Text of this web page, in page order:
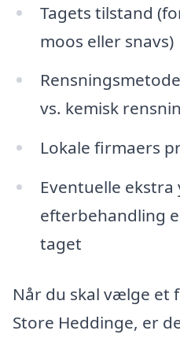
Tagets tilstand
moos eller snavs)
vs. kemisk
Lokale firmaers
Eventuelle ekstra
efterbehandling
taget
Når du skal vælge et
Store Heddinge, er